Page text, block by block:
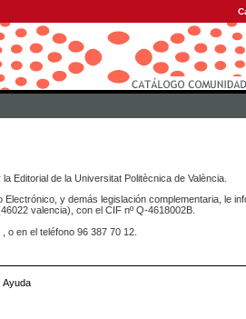
Editorial de la Universitat Politècnica de València.
y demás legislación complementaria, le
valencia), con el CIF nº Q-4618002B.
, o en el teléfono 96 387 70 12.
Ayuda